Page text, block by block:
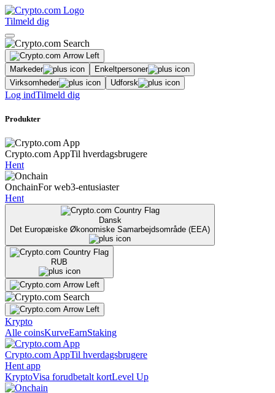
Tilmeld dig
Markeder
Enkeltpersoner
Virksomheder
Udforsk
Log indTilmeld dig
Produkter
Crypto.com AppTil hverdagsbrugere
Hent
OnchainFor web3-entusiaster
Hent
Dansk
Det Europæiske Økonomiske Samarbejdsområde (EEA)
RUB
Krypto
Alle coinsKurveEarnStaking
Crypto.com AppTil hverdagsbrugere
Hent app
KryptoVisa forudbetalt kortLevel Up